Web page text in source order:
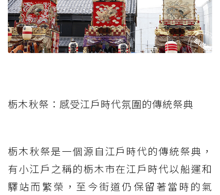
栃木秋祭：感受江戶時代氛圍的傳統祭典
栃木秋祭是一個源自江戶時代的傳統祭典，
有小江戶之稱的栃木市在江戶時代以船運和
驛站而繁榮，至今街道仍保留著當時的氣